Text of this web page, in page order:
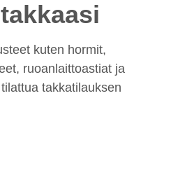
kuten hormit,
ruoanlaittoastiat ja
takkatilauksen